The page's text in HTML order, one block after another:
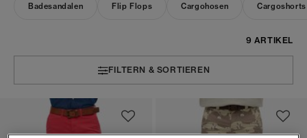
Badesandalen Flip Flops Cargohosen Cargoshorts
9 ARTIKEL
FILTERN & SORTIEREN